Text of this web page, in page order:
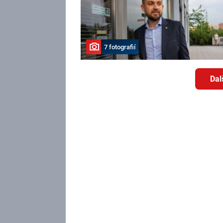
7 fotografií